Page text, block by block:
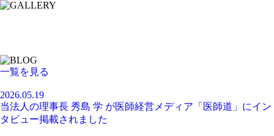
一覧を見る
2026.05.19
当法人の理事長 秀島 学 が医師経営メディア「医師道」にイン
タビュー掲載されました